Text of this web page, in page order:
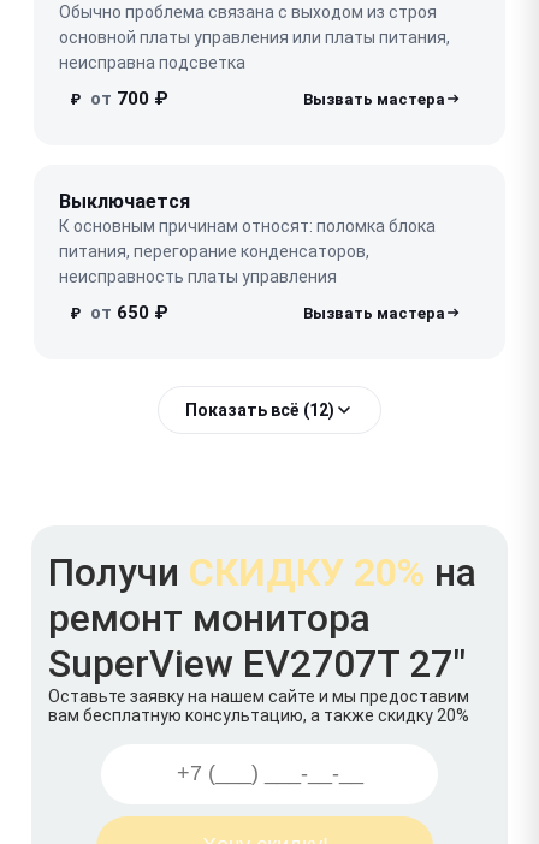
Обычно проблема связана с выходом из строя
основной платы управления или платы питания,
неисправна подсветка
₽ от 700 ₽
Выключается
К основным причинам относят: поломка блока
питания, перегорание конденсаторов,
неисправность платы управления
₽ от 650 ₽
Показать всё (12)
Получи СКИДКУ 20% на
ремонт монитора
SuperView EV2707T 27"
Оставьте заявку на нашем сайте и мы предоставим
вам бесплатную консультацию, а также скидку 20%